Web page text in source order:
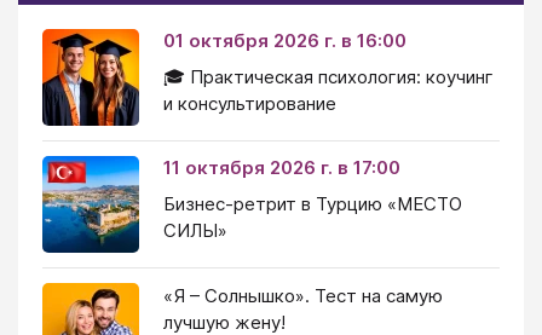
01 октября 2026 г. в 16:00
🎓 Практическая психология: коучинг
и консультирование
11 октября 2026 г. в 17:00
Бизнес-ретрит в Турцию «МЕСТО
СИЛЫ»
«Я – Солнышко». Тест на самую
лучшую жену!